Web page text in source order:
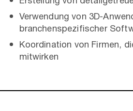
Verwendung von 3D-
branchenspezifischer
Koordination von Firmen,
mitwirken